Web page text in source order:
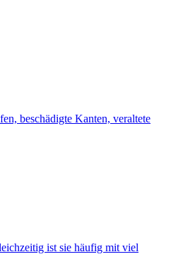
beschädigte Kanten, veraltete
ist sie häufig mit viel